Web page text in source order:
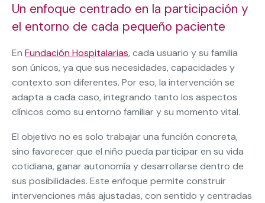
Un enfoque centrado en la participación y
el entorno de cada pequeño paciente
En Fundación Hospitalarias, cada usuario y su familia
son únicos, ya que sus necesidades, capacidades y
contexto son diferentes. Por eso, la intervención se
adapta a cada caso, integrando tanto los aspectos
clínicos como su entorno familiar y su momento vital.
El objetivo no es solo trabajar una función concreta,
sino favorecer que el niño pueda participar en su vida
cotidiana, ganar autonomía y desarrollarse dentro de
sus posibilidades. Este enfoque permite construir
intervenciones más ajustadas, con sentido y centradas